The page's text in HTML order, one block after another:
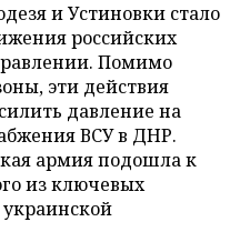
и Устиновки стало
российских
Помимо
эти действия
давление на
ВСУ в ДНР.
армия подошла к
из ключевых